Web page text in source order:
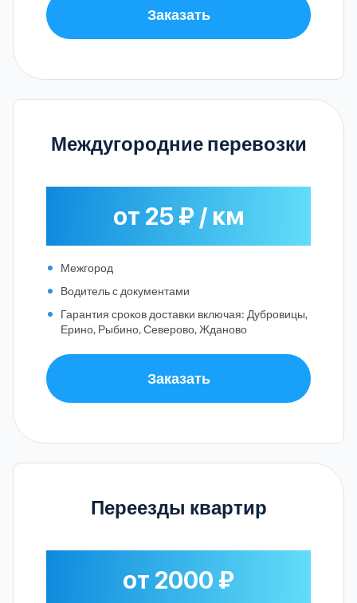
Заказать
Междугородние перевозки
от 25 ₽ / км
Межгород
Водитель с документами
Гарантия сроков доставки включая: Дубровицы,
Ерино, Рыбино, Северово, Жданово
Заказать
Переезды квартир
от 2000 ₽